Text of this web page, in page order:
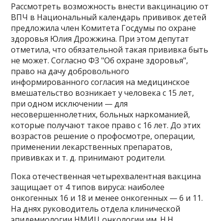
Рассмотреть возможность внести вакцинацию от
ВПЧ в Национальный календарь прививок детей
предложила член Комитета Госдумы по охране
здоровья Юлия Дрожжина. При этом депутат
отметила, что обязательной такая прививка быть
не может. Согласно ФЗ "Об охране здоровья",
право на дачу добровольного
информированного согласия на медицинское
вмешательство возникает у человека с 15 лет,
при одном исключении — для
несовершеннолетних, больных наркоманией,
которые получают такое право с 16 лет. До этих
возрастов решение о профосмотре, операции,
применении лекарственных препаратов,
прививках и т. д. принимают родители.
Пока отечественная четырехвалентная вакцина
защищает от 4 типов вируса: наиболее
онкогенных 16 и 18 и менее онкогенных — 6 и 11.
На днях руководитель отдела клинической